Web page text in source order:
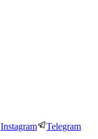
Instagram Telegram